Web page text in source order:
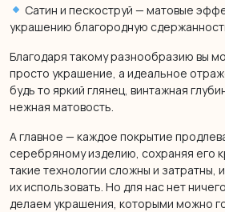
Сатин и пескоструй — матовые
украшению благородную
Благодаря такому разнообразию вы
просто украшение, а идеальное
будь то яркий глянец, винтажная
нежная матовость.
А главное — каждое покрытие
серебряному изделию, сохраняя его
такие технологии сложны и
их использовать. Но для нас нет
делаем украшения, которыми можно